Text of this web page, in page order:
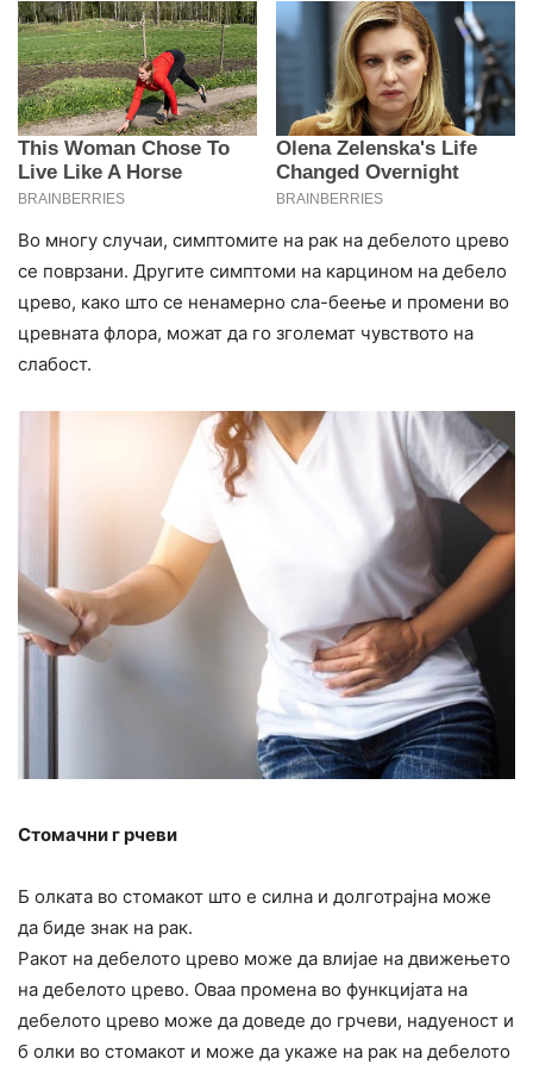
Во многу случаи, симптомите на рак на дебелото црево
се поврзани. Другите симптоми на карцином на дебело
црево, како што се ненамерно сла-беење и промени во
цревната флора, можат да го зголемат чувството на
слабост.
Стомачни г рчеви
Б олката во стомакот што е силна и долготрајна може
да биде знак на рак.
Ракот на дебелото црево може да влијае на движењето
на дебелото црево. Оваа промена во функцијата на
дебелото црево може да доведе до грчеви, надуеност и
б олки во стомакот и може да укаже на рак на дебелото